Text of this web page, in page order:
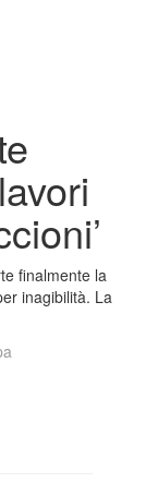
finalmente la
inagibilità. La